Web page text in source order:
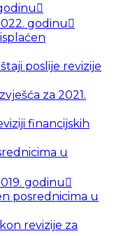
godinu
poslije revizije
za 2021.
financijskih
u
godinu
posrednicima u
revizije za